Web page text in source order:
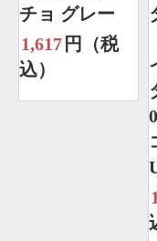
チョ グレー
1,617 円（税
込）